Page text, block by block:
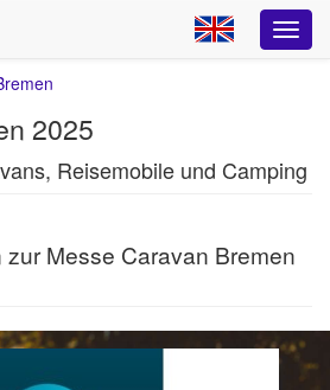
2025
Reisemobile und Camping
Messe Caravan Bremen